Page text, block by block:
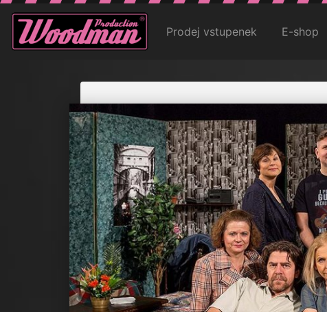
Prodej vstupenek E-shop